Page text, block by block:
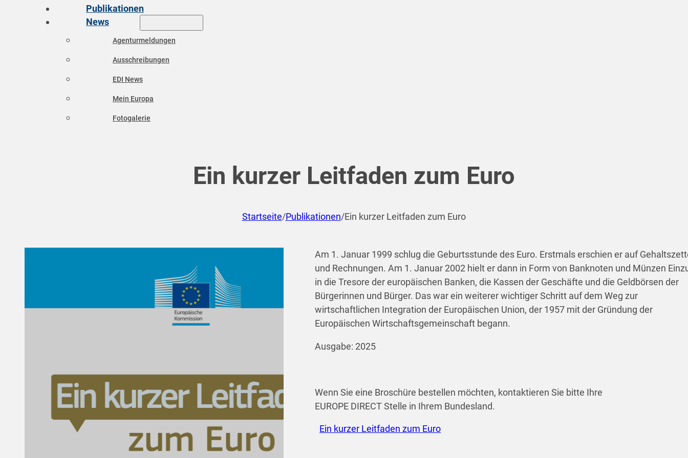
Publikationen
News
Agenturmeldungen
Ausschreibungen
EDI News
Mein Europa
Fotogalerie
Ein kurzer Leitfaden zum Euro
Startseite/Publikationen/Ein kurzer Leitfaden zum Euro
Am 1. Januar 1999 schlug die Geburtsstunde des Euro. Erstmals erschien er auf
und Rechnungen. Am 1. Januar 2002 hielt er dann in Form von Banknoten und Münzen
in die Tresore der europäischen Banken, die Kassen der Geschäfte und die Geldbörsen der
Bürgerinnen und Bürger. Das war ein weiterer wichtiger Schritt auf dem Weg zur
wirtschaftlichen Integration der Europäischen Union, der 1957 mit der Gründung der
Europäischen Wirtschaftsgemeinschaft begann.
Ausgabe: 2025
Wenn Sie eine Broschüre bestellen möchten, kontaktieren Sie bitte Ihre
EUROPE DIRECT Stelle in Ihrem Bundesland.
Ein kurzer Leitfaden zum Euro